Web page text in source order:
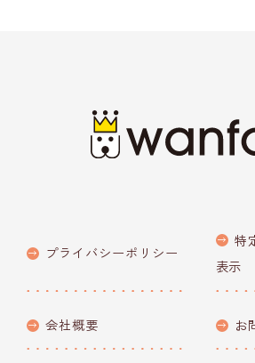
プライバシーポリシー
特
表示
会社概要 お